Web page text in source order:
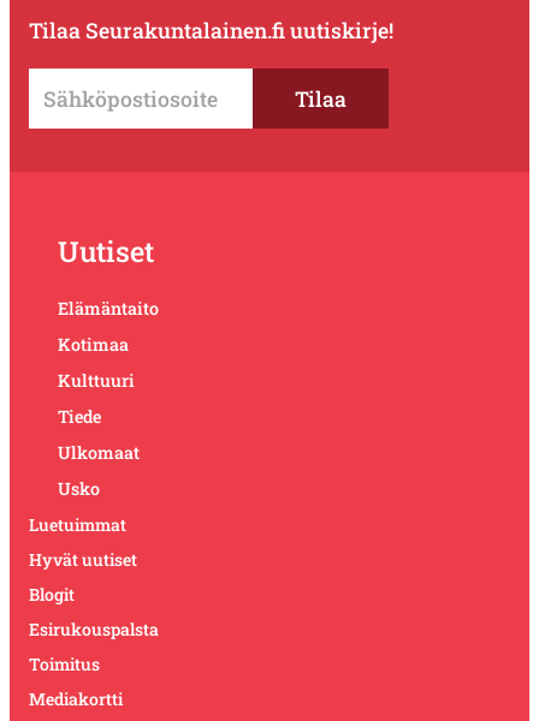
Tilaa Seurakuntalainen.fi uutiskirje!
Uutiset
Elämäntaito
Kotimaa
Kulttuuri
Tiede
Ulkomaat
Usko
Luetuimmat
Hyvät uutiset
Blogit
Esirukouspalsta
Toimitus
Mediakortti